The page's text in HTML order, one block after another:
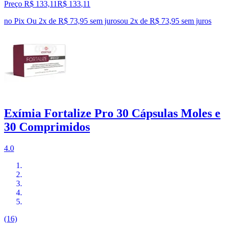
Preço R$ 133,11R$ 133,11
no Pix Ou 2x de R$ 73,95 sem jurosou 2x de R$ 73,95 sem juros
Exímia Fortalize Pro 30 Cápsulas Moles e
30 Comprimidos
4.0
(16)